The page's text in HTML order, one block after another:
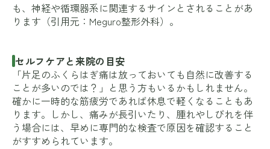
も、神経や循環器系に関連するサインとされることがあ
ります（引用元： Meguro整形外科）。
セルフケアと来院の目安
「片足のふくらはぎ痛は放っておいても自然に改善する
ことが多いのでは？」と思う方もいるかもしれません。
確かに一時的な筋疲労であれば休息で軽くなることもあ
ります。しかし、痛みが長引いたり、腫れやしびれを伴
う場合には、早めに専門的な検査で原因を確認すること
がすすめられています。